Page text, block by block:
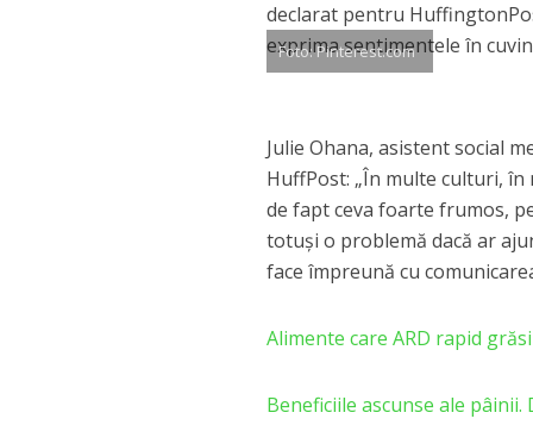
declarat pentru
exprima sentimentele în
Foto: Pinterest.com
Julie Ohana, asistent social
HuffPost: „În multe culturi,
de fapt ceva foarte frumos,
totuşi o problemă dacă ar
face împreună cu
Alimente care ARD rapid
Beneficiile ascunse ale pâinii.